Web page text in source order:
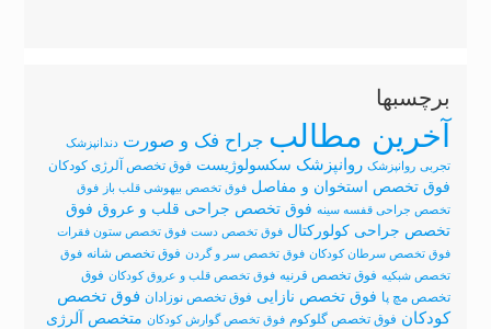
برچسبها
آخرین مطالب جراح فک و صورت دندانپزشک
تجربی روانپزشک روانپزشک سکسولوژیست فوق تخصص آلرژی کودکان
فوق تخصص استخوان و مفاصل فوق تخصص بیهوشی قلب باز فوق
تخصص جراحی قفسه سینه فوق تخصص جراحی قلب و عروق فوق
تخصص جراحی کولورکتال فوق تخصص دست فوق تخصص ستون فقرات
فوق تخصص سرطان کودکان فوق تخصص سر و گردن فوق تخصص شانه فوق
تخصص شبکیه فوق تخصص قرنیه فوق تخصص قلب و عروق کودکان فوق
تخصص مچ پا فوق تخصص نازایی فوق تخصص نوزادان فوق تخصص
کودکان فوق تخصص گلوکوم فوق تخصص گوارش کودکان متخصص آلرژی